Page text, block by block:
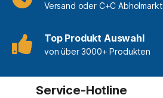
Versand oder C+C Abholmarkt
Top Produkt Auswahl
von über 3000+ Produkten
Service-Hotline